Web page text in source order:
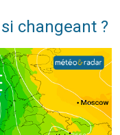
changeant ?